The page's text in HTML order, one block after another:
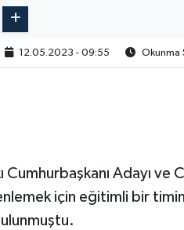
12.05.2023 - 09:55 Okunma
Adayı ve
için eğitimli bir